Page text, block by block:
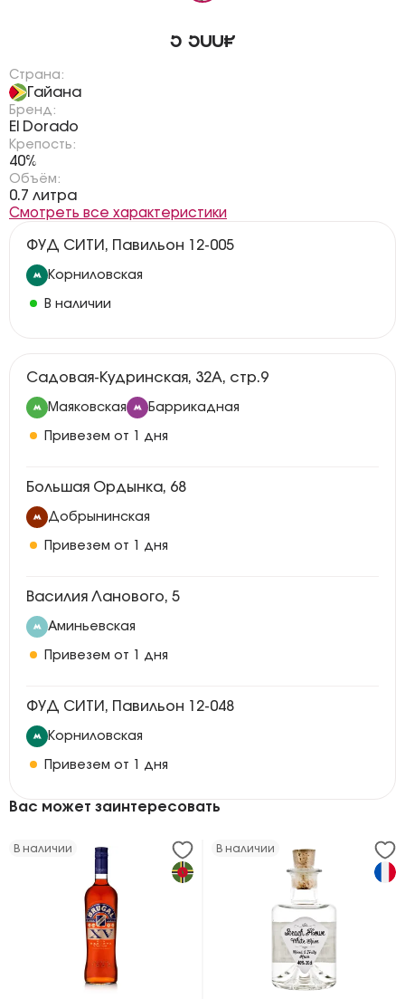
5 500₽
Страна:
Гайана
Бренд:
El Dorado
Крепость:
40%
Объём:
0.7 литра
Смотреть все характеристики
ФУД СИТИ, Павильон 12-005
Корниловская
В наличии
Садовая-Кудринская, 32А, стр.9
Маяковская Баррикадная
Привезем от 1 дня
Большая Ордынка, 68
Добрынинская
Привезем от 1 дня
Василия Ланового, 5
Аминьевская
Привезем от 1 дня
ФУД СИТИ, Павильон 12-048
Корниловская
Привезем от 1 дня
Вас может заинтересовать
В наличии В наличии